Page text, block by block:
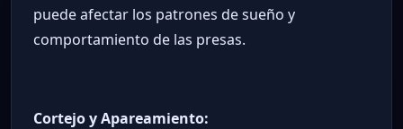
puede afectar los patrones de sueño y
comportamiento de las presas.
Cortejo y Apareamiento: